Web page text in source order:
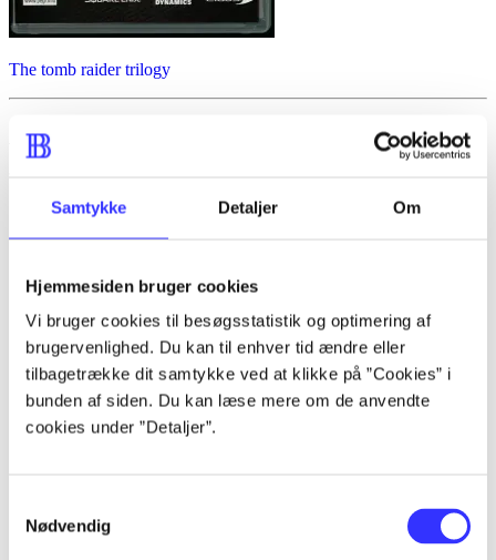
Samtykke Detaljer Om
Hjemmesiden bruger cookies
Vi bruger cookies til besøgsstatistik og optimering af
brugervenlighed. Du kan til enhver tid ændre eller
tilbagetrække dit samtykke ved at klikke på ”Cookies” i
bunden af siden. Du kan læse mere om de anvendte
cookies under ”Detaljer”.
Nødvendig
The tomb raider trilogy
Anmeldelser (3)
Bibliotekernes vurdering
af
af
Thomas W Jensen
d. 22. juni 2011
Xbox 360, PS3. Action-adventurespil med
er fra 14 år. Der kan vælges mellem fire
sværhedsgrader i spillet. Sprog: engelsk